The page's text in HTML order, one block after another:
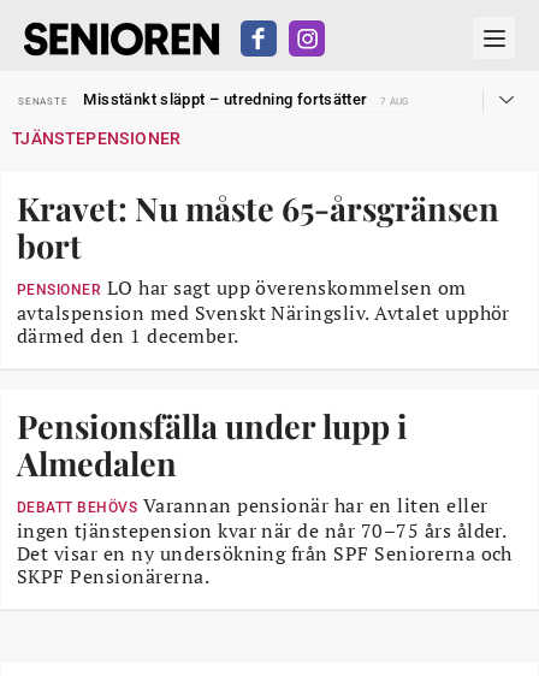
SENASTE
Misstänkt släppt – utredning fortsätter
7 AUG
SENASTE
Kravet: Nu måste 65-årsgränsen bort
SENASTE
Hyror rusar ifrån äldres bostadstillägg
28 JUL
SENASTE
Liten höjning av garantipensionen
27 JUL
SENASTE
TJÄNSTEPENSIONER
Kravet: Nu måste 65-årsgränsen
bort
PENSIONER LO har sagt upp överenskommelsen om
avtalspension med Svenskt Näringsliv. Avtalet upphör
därmed den 1 december.
Pensionsfälla under lupp i
Almedalen
DEBATT BEHÖVS Varannan pensionär har en liten eller
ingen tjänstepension kvar när de når 70–75 års ålder.
Det visar en ny undersökning från SPF Seniorerna och
SKPF Pensionärerna.